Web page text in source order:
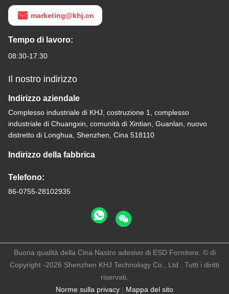
marketing@khj.cn
Tempo di lavoro:
08:30-17:30
Il nostro indirizzo
Indirizzo aziendale
Complesso industriale di KHJ, costruzione 1, complesso
industriale di Chuangxin, comunità di Xintian, Guanlan, nuovo
distretto di Longhua, Shenzhen, Cina 518110
Indirizzo della fabbrica
Telefono:
86-0755-28102935
Norme sulla privacy | Mappa del sito
Buona qualità della Cina Nastro adesivo di ESD Fornitore. © di
Copyright -2026 Shenzhen KHJ Technology Co., Ltd . Tutti i diritti
riservati.